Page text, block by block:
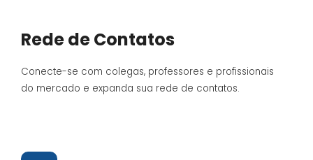
Rede de Contatos
Conecte-se com colegas, professores e profissionais
do mercado e expanda sua rede de contatos.